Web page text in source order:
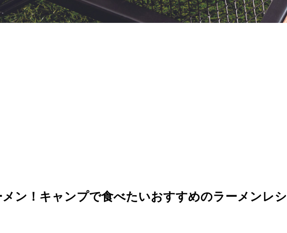
ン！キャンプで食べたいおすすめのラーメンレシ